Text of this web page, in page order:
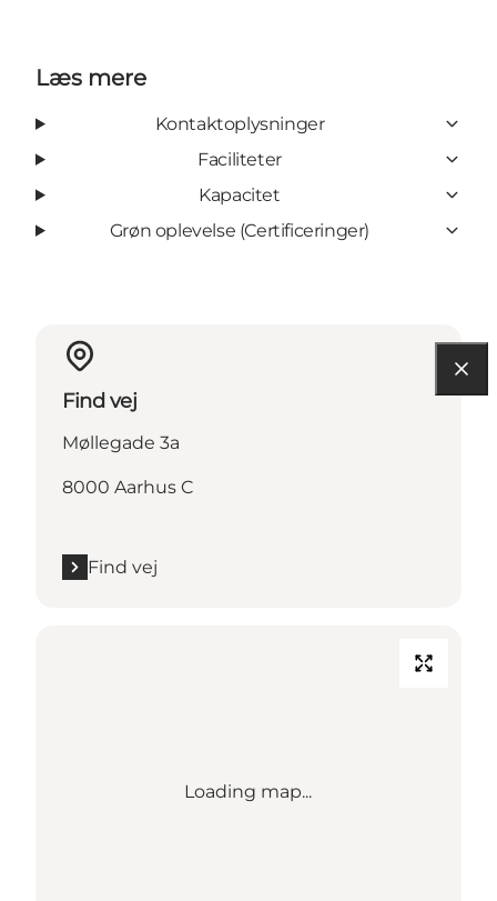
Læs mere
Kontaktoplysninger
Faciliteter
Kapacitet
Grøn oplevelse (Certificeringer)
Find vej
Møllegade 3a
8000 Aarhus C
Find vej
Loading map...